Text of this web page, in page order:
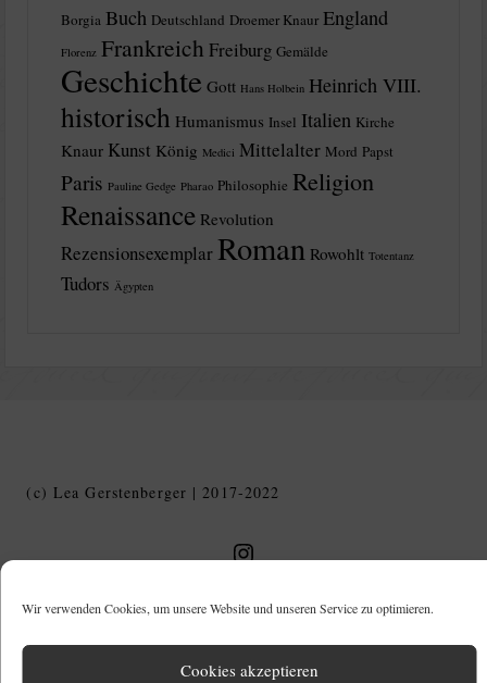
Wir verwenden Cookies, um unsere Website und unseren Service zu optimieren.
Cookies akzeptieren
Borgia Buch Deutschland Droemer Knaur England
Florenz Frankreich Freiburg Gemälde
Geschichte Gott Hans Holbein Heinrich VIII.
historisch Humanismus Insel Italien Kirche
Knaur Kunst König Medici Mittelalter Mord Papst
Paris Pauline Gedge Pharao Philosophie Religion
Renaissance Revolution
Rezensionsexemplar Roman Rowohlt Totentanz
Tudors Ägypten
(c) Lea Gerstenberger | 2017-2022
Geschichte in Geschichten auf Instagram
Instagram